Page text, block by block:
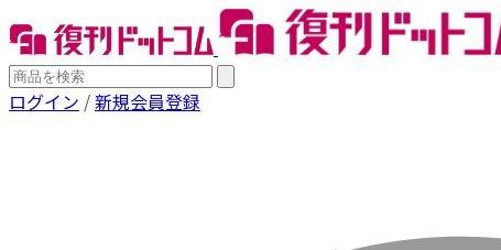
ログイン /新規会員登録